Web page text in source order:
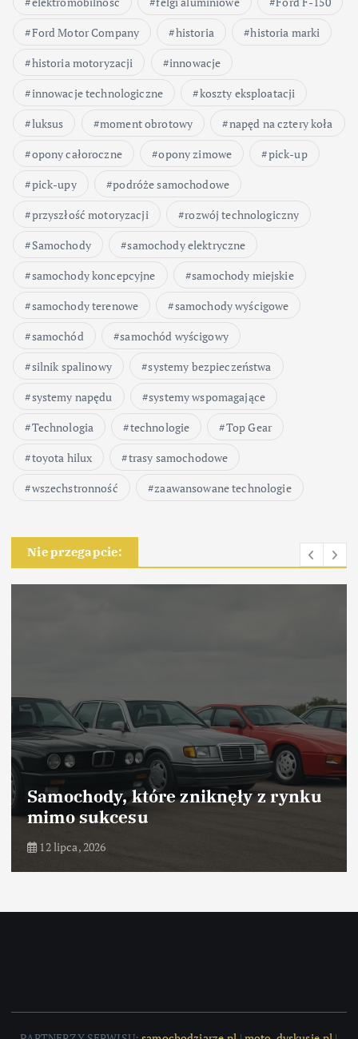
Ford Motor Company
historia
historia marki
historia motoryzacji
innowacje
innowacje technologiczne
koszty eksploatacji
luksus
moment obrotowy
napęd na cztery koła
opony całoroczne
opony zimowe
pick-up
pick-upy
podróże samochodowe
przyszłość motoryzacji
rozwój technologiczny
Samochody
samochody elektryczne
samochody koncepcyjne
samochody miejskie
samochody terenowe
samochody wyścigowe
samochód
samochód wyścigowy
silnik spalinowy
systemy bezpieczeństwa
systemy napędu
systemy wspomagające
Technologia
technologie
Top Gear
toyota hilux
trasy samochodowe
wszechstronność
zaawansowane technologie
Nie przegapcie:
Samochody, które odniosły sukces
dzięki marketingowi
10 lipca, 2026